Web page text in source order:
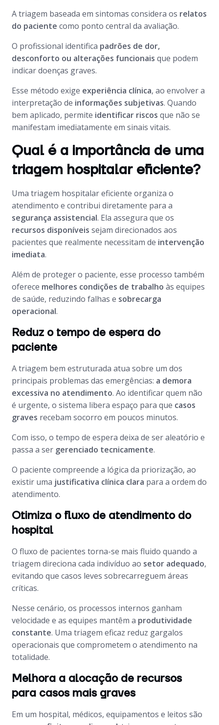
A triagem baseada em sintomas considera os relatos
do paciente como ponto central da avaliação.
O profissional identifica padrões de dor,
desconforto ou alterações funcionais que podem
indicar doenças graves.
Esse método exige experiência clínica, ao envolver a
interpretação de informações subjetivas. Quando
bem aplicado, permite identificar riscos que não se
manifestam imediatamente em sinais vitais.
Qual é a importância de uma
triagem hospitalar eficiente?
Uma triagem hospitalar eficiente organiza o
atendimento e contribui diretamente para a
segurança assistencial. Ela assegura que os
recursos disponíveis sejam direcionados aos
pacientes que realmente necessitam de intervenção
imediata.
Além de proteger o paciente, esse processo também
oferece melhores condições de trabalho às equipes
de saúde, reduzindo falhas e sobrecarga
operacional.
Reduz o tempo de espera do
paciente
A triagem bem estruturada atua sobre um dos
principais problemas das emergências: a demora
excessiva no atendimento. Ao identificar quem não
é urgente, o sistema libera espaço para que casos
graves recebam socorro em poucos minutos.
Com isso, o tempo de espera deixa de ser aleatório e
passa a ser gerenciado tecnicamente.
O paciente compreende a lógica da priorização, ao
existir uma justificativa clínica clara para a ordem do
atendimento.
Otimiza o fluxo de atendimento do
hospital
O fluxo de pacientes torna-se mais fluido quando a
triagem direciona cada indivíduo ao setor adequado,
evitando que casos leves sobrecarreguem áreas
críticas.
Nesse cenário, os processos internos ganham
velocidade e as equipes mantêm a produtividade
constante. Uma triagem eficaz reduz gargalos
operacionais que comprometem o atendimento na
totalidade.
Melhora a alocação de recursos
para casos mais graves
Em um hospital, médicos, equipamentos e leitos são